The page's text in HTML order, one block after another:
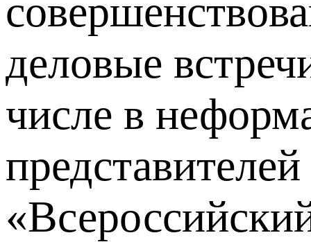
деловые
числе в